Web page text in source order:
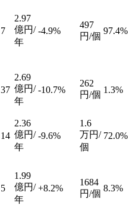
7
2.97
億円/
年
-4.9%
497
円/個
97.4%
37
2.69
億円/
年
-10.7%
262
円/個 1.3%
14
2.36
億円/
年
-9.6%
1.6
万円/
個
72.0%
5
1.99
億円/
年
+8.2%
1684
円/個
8.3%